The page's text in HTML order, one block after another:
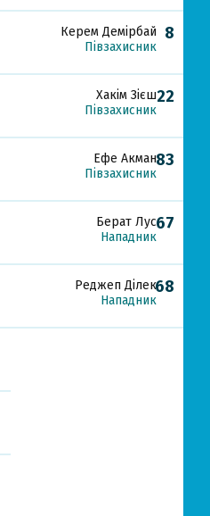
8
Керем Демірбай
Півзахисник
22
Хакім Зієш
Півзахисник
83
Ефе Акман
Півзахисник
67
Берат Лус
Нападник
68
Реджеп Ділек
Нападник